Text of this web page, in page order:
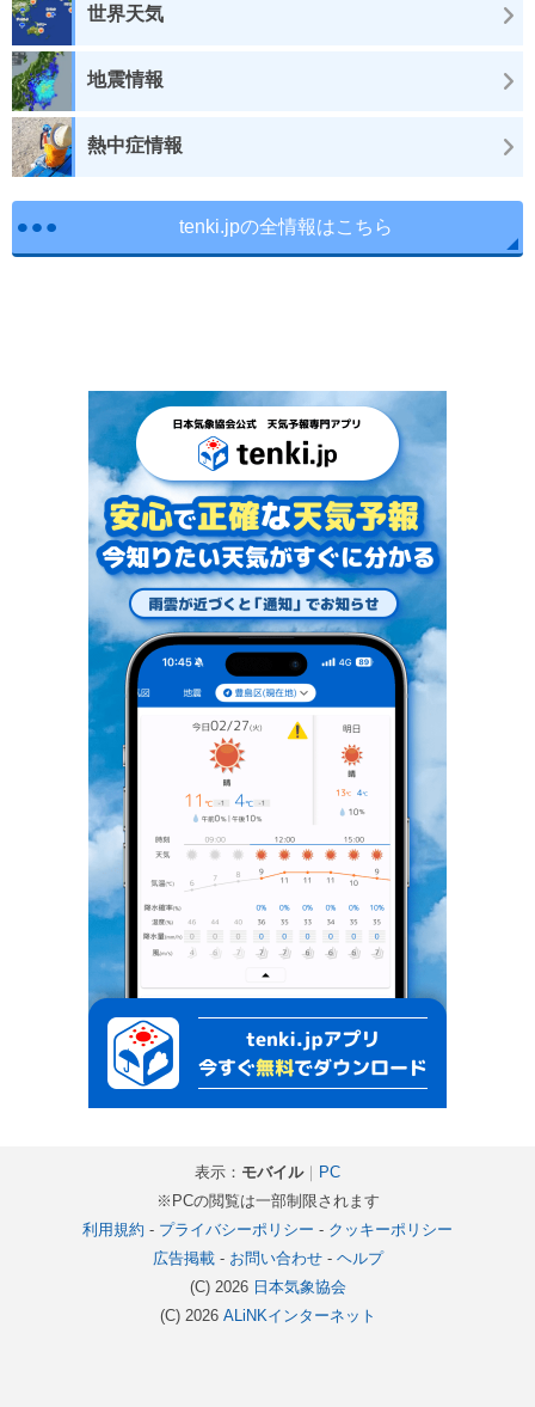
世界天気
地震情報
熱中症情報
tenki.jpの全情報はこちら
表示： モバイル｜
PC
※PCの閲覧は一部制限されます
利用規約 - プライバシーポリシー - クッキーポリシー
広告掲載- お問い合わせ- ヘルプ
(C) 2026 日本気象協会
(C) 2026 ALiNKインターネット